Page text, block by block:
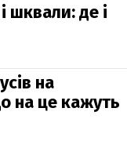
шквали: де і
на
на це кажуть